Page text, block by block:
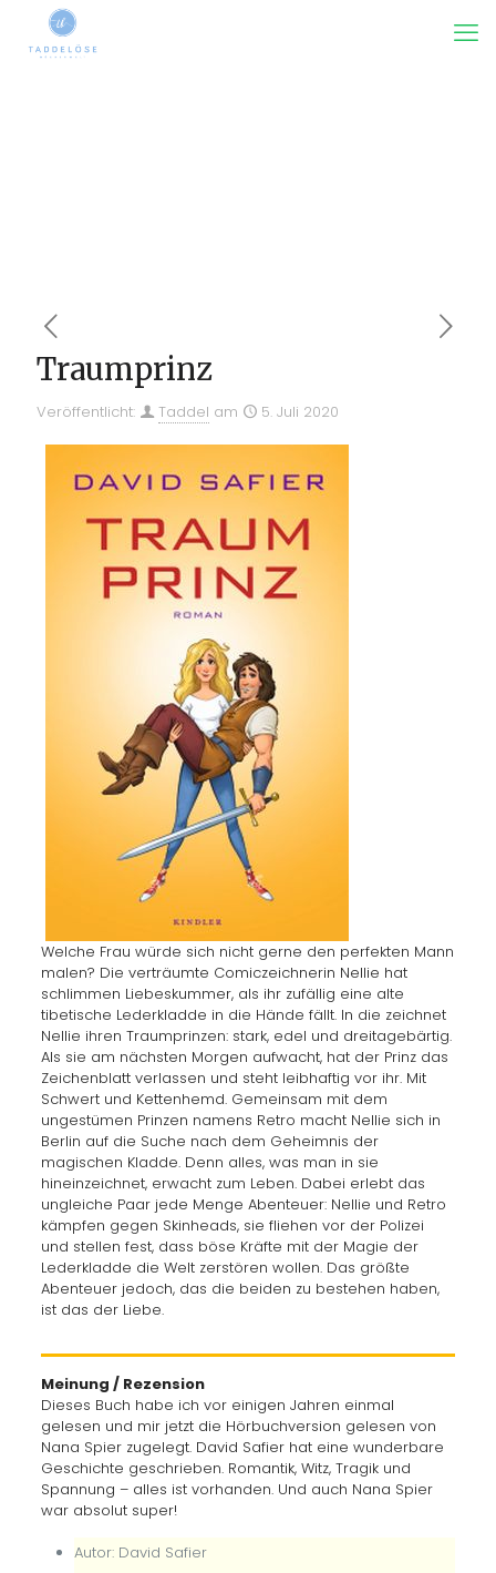
Traumprinz
Veröffentlicht: Taddel am 5. Juli 2020
Welche Frau würde sich nicht gerne den perfekten Mann
malen? Die verträumte Comiczeichnerin Nellie hat
schlimmen Liebeskummer, als ihr zufällig eine alte
tibetische Lederkladde in die Hände fällt. In die zeichnet
Nellie ihren Traumprinzen: stark, edel und dreitagebärtig.
Als sie am nächsten Morgen aufwacht, hat der Prinz das
Zeichenblatt verlassen und steht leibhaftig vor ihr. Mit
Schwert und Kettenhemd. Gemeinsam mit dem
ungestümen Prinzen namens Retro macht Nellie sich in
Berlin auf die Suche nach dem Geheimnis der
magischen Kladde. Denn alles, was man in sie
hineinzeichnet, erwacht zum Leben. Dabei erlebt das
ungleiche Paar jede Menge Abenteuer: Nellie und Retro
kämpfen gegen Skinheads, sie fliehen vor der Polizei
und stellen fest, dass böse Kräfte mit der Magie der
Lederkladde die Welt zerstören wollen. Das größte
Abenteuer jedoch, das die beiden zu bestehen haben,
ist das der Liebe.
Meinung / Rezension
Dieses Buch habe ich vor einigen Jahren einmal
gelesen und mir jetzt die Hörbuchversion gelesen von
Nana Spier zugelegt. David Safier hat eine wunderbare
Geschichte geschrieben. Romantik, Witz, Tragik und
Spannung – alles ist vorhanden. Und auch Nana Spier
war absolut super!
Autor: David Safier